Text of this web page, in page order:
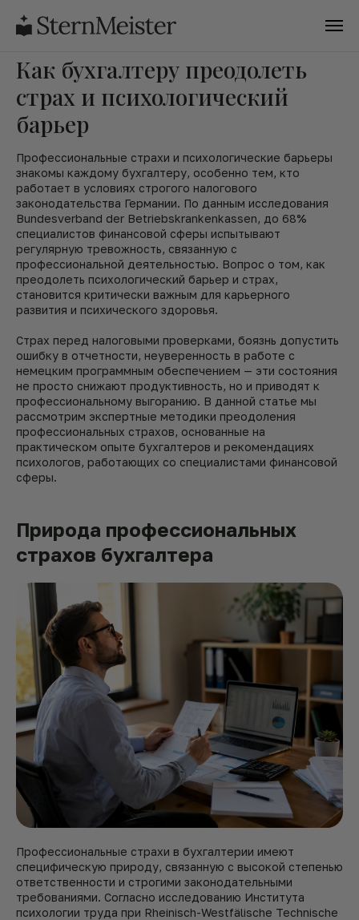
Как бухгалтеру преодолеть
страх и психологический
барьер
Профессиональные страхи и психологические барьеры
знакомы каждому бухгалтеру, особенно тем, кто
работает в условиях строгого налогового
законодательства Германии. По данным исследования
Bundesverband der Betriebskrankenkassen, до 68%
специалистов финансовой сферы испытывают
регулярную тревожность, связанную с
профессиональной деятельностью. Вопрос о том, как
преодолеть психологический барьер и страх,
становится критически важным для карьерного
развития и психического здоровья.
Страх перед налоговыми проверками, боязнь допустить
ошибку в отчетности, неуверенность в работе с
немецким программным обеспечением — эти состояния
не просто снижают продуктивность, но и приводят к
профессиональному выгоранию. В данной статье мы
рассмотрим экспертные методики преодоления
профессиональных страхов, основанные на
практическом опыте бухгалтеров и рекомендациях
психологов, работающих со специалистами финансовой
сферы.
Природа профессиональных
страхов бухгалтера
Профессиональные страхи в бухгалтерии имеют
специфическую природу, связанную с высокой степенью
ответственности и строгими законодательными
требованиями. Согласно исследованию Института
психологии труда при Rheinisch-Westfälische Technische